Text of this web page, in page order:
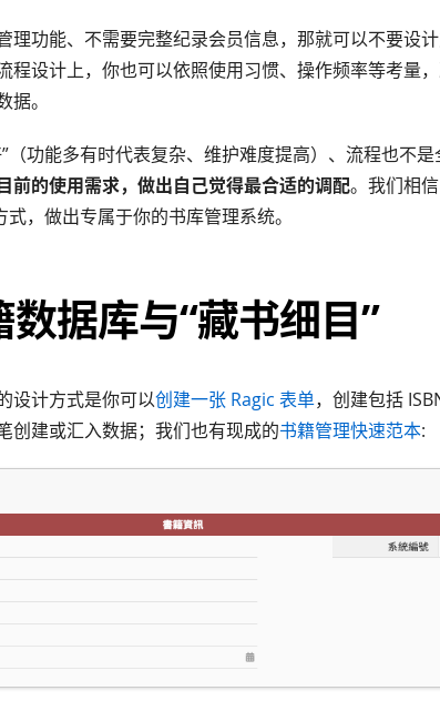
理功能、不需要完整纪录会员信息，那就可以不要设计
程设计上，你也可以依照使用习惯、操作频率等考量
。
（功能多有时代表复杂、维护难度提高）、流程也不
前的使用需求，做出自己觉得最合适的调配。我们相
，做出专属于你的书库管理系统。
据库与“藏书细目”
设计方式是你可以创建一张 Ragic 表单，创建包括
创建或汇入数据；我们也有现成的书籍管理快速范本: